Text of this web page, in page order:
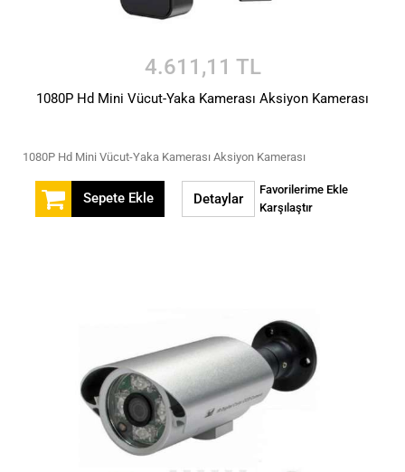
4.611,11 TL
1080P Hd Mini Vücut-Yaka Kamerası Aksiyon Kamerası
1080P Hd Mini Vücut-Yaka Kamerası Aksiyon Kamerası
Sepete Ekle Detaylar
Favorilerime Ekle
Karşılaştır